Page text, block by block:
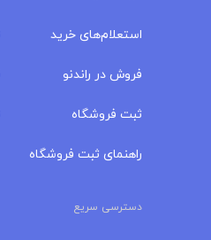
استعلام‌های خرید
فروش در راندنو
ثبت فروشگاه
راهنمای ثبت فروشگاه
دسترسی سریع